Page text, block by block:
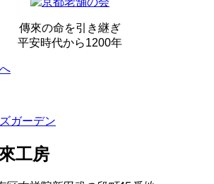
傳來の命を引き継ぎ
平安時代から1200年